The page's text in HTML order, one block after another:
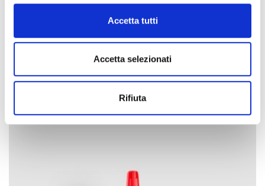
Accetta tutti
Accetta selezionati
Rifiuta
CONTACT SPRAY – Spray per
contatti
Spray per contatti